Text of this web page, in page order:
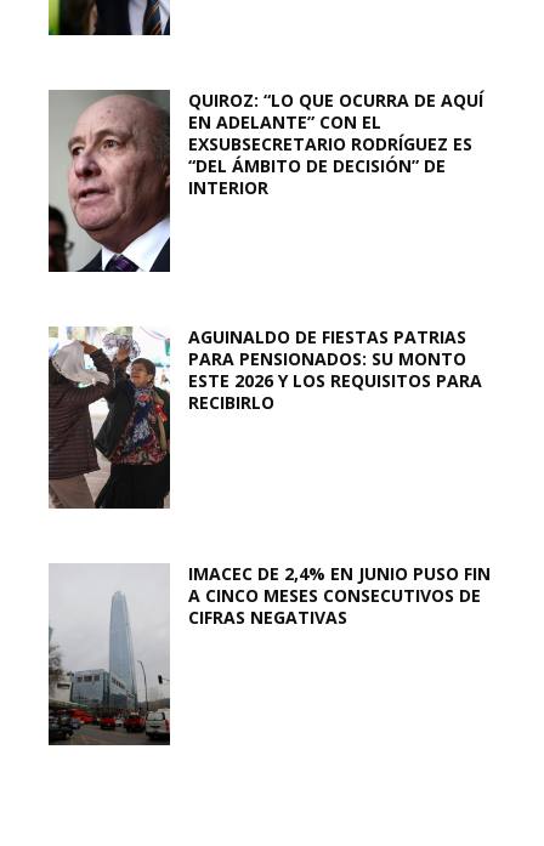
QUIROZ: “LO QUE OCURRA DE AQUÍ
EN ADELANTE” CON EL
EXSUBSECRETARIO RODRÍGUEZ ES
“DEL ÁMBITO DE DECISIÓN” DE
INTERIOR
AGUINALDO DE FIESTAS PATRIAS
PARA PENSIONADOS: SU MONTO
ESTE 2026 Y LOS REQUISITOS PARA
RECIBIRLO
IMACEC DE 2,4% EN JUNIO PUSO FIN
A CINCO MESES CONSECUTIVOS DE
CIFRAS NEGATIVAS